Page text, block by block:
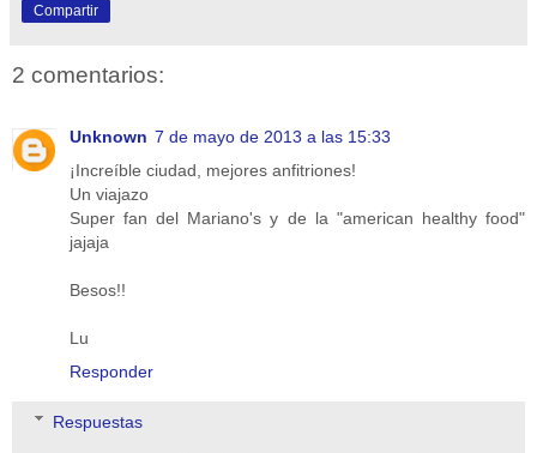
Compartir
2 comentarios:
Unknown 7 de mayo de 2013 a las 15:33
¡Increíble ciudad, mejores anfitriones!
Un viajazo
Super fan del Mariano's y de la "american healthy food"
jajaja
Besos!!
Lu
Responder
Respuestas